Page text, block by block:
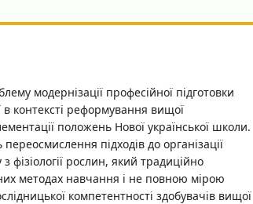
модернізації професійної підготовки
в контексті реформування вищої
положень Нової української школи.
підходів до організації
фізіології рослин, який традиційно
методах навчання і не повною мірою
компетентності здобувачів вищої